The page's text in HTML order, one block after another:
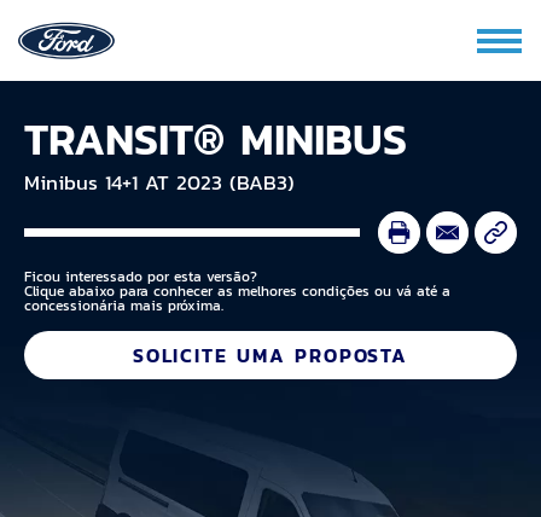
TRANSIT® MINIBUS
Minibus 14+1 AT 2023 (BAB3)
Ficou interessado por esta versão?
Clique abaixo para conhecer as melhores condições ou vá até a
concessionária mais próxima.
SOLICITE UMA PROPOSTA